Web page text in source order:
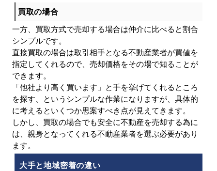
買取の場合
一方、買取方式で売却する場合は仲介に比べると割合
シンプルです。
直接買取の場合は取引相手となる不動産業者が買値を
指定してくれるので、売却価格をその場で知ることが
できます。
「他社より高く買います」と手を挙げてくれるところ
を探す、というシンプルな作業になりますが、具体的
に考えるといくつか思案すべき点が見えてきます。
しかし、買取の場合でも安全に不動産を売却する為に
は、親身となってくれる不動産業者を選ぶ必要があり
ます。
大手と地域密着の違い